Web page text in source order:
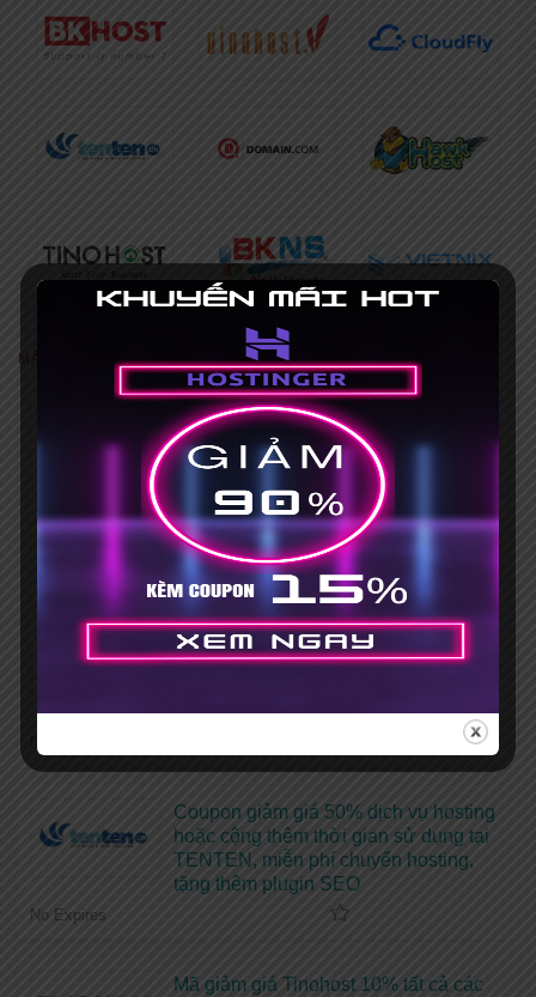
MÃ GIẢM GIÁ NỔI BẬT
[Khuyến mãi HOT] Coupon Hostinger
giảm giá 75%+ Mã giảm giá 15%
Hết hạn 31/03/2035
Mã giảm giá iNET 30% [HOT], mua
hosting tặng tên miền
No Expires
Mã giảm giá Vietnix 15% khi đăng ký
quyền
Coupon giảm giá 50% dịch vụ hosting
hoặc cộng thêm thời gian sử dụng tại
TENTEN, miễn phí chuyển hosting,
tặng thêm plugin SEO
No Expires
Mã giảm giá Tinohost 10% tất cả các